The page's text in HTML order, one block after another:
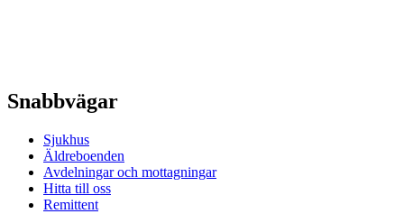
Snabbvägar
Sjukhus
Äldreboenden
Avdelningar och mottagningar
Hitta till oss
Remittent